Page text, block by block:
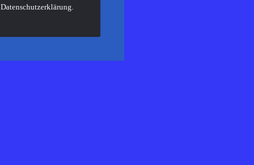
Datenschutzerklärung.